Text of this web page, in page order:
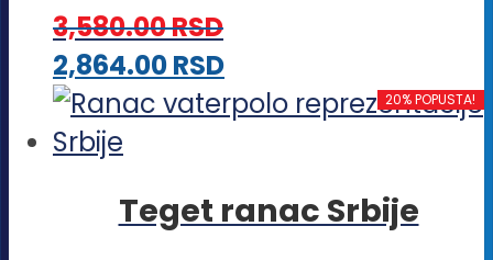
mogu
biti
izabrane
stranici
proizvoda.
3,580.00RSD
2,864.00RSDOvaj
proizvod
varijanti.
20% POPUSTA!
Teget ranac Srbije